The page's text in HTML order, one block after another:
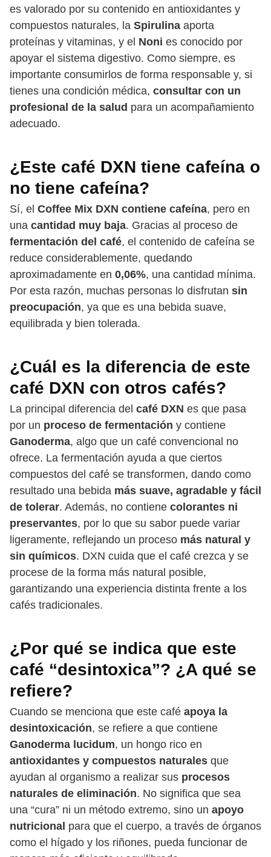
es valorado por su contenido en antioxidantes y
compuestos naturales, la Spirulina aporta
proteínas y vitaminas, y el Noni es conocido por
apoyar el sistema digestivo. Como siempre, es
importante consumirlos de forma responsable y, si
tienes una condición médica, consultar con un
profesional de la salud para un acompañamiento
adecuado.
¿Este café DXN tiene cafeína o
no tiene cafeína?
Sí, el Coffee Mix DXN contiene cafeína, pero en
una cantidad muy baja. Gracias al proceso de
fermentación del café, el contenido de cafeína se
reduce considerablemente, quedando
aproximadamente en 0,06%, una cantidad mínima.
Por esta razón, muchas personas lo disfrutan sin
preocupación, ya que es una bebida suave,
equilibrada y bien tolerada.
¿Cuál es la diferencia de este
café DXN con otros cafés?
La principal diferencia del café DXN es que pasa
por un proceso de fermentación y contiene
Ganoderma, algo que un café convencional no
ofrece. La fermentación ayuda a que ciertos
compuestos del café se transformen, dando como
resultado una bebida más suave, agradable y fácil
de tolerar. Además, no contiene colorantes ni
preservantes, por lo que su sabor puede variar
ligeramente, reflejando un proceso más natural y
sin químicos. DXN cuida que el café crezca y se
procese de la forma más natural posible,
garantizando una experiencia distinta frente a los
cafés tradicionales.
¿Por qué se indica que este
café “desintoxica”? ¿A qué se
refiere?
Cuando se menciona que este café apoya la
desintoxicación, se refiere a que contiene
Ganoderma lucidum, un hongo rico en
antioxidantes y compuestos naturales que
ayudan al organismo a realizar sus procesos
naturales de eliminación. No significa que sea
una “cura” ni un método extremo, sino un apoyo
nutricional para que el cuerpo, a través de órganos
como el hígado y los riñones, pueda funcionar de